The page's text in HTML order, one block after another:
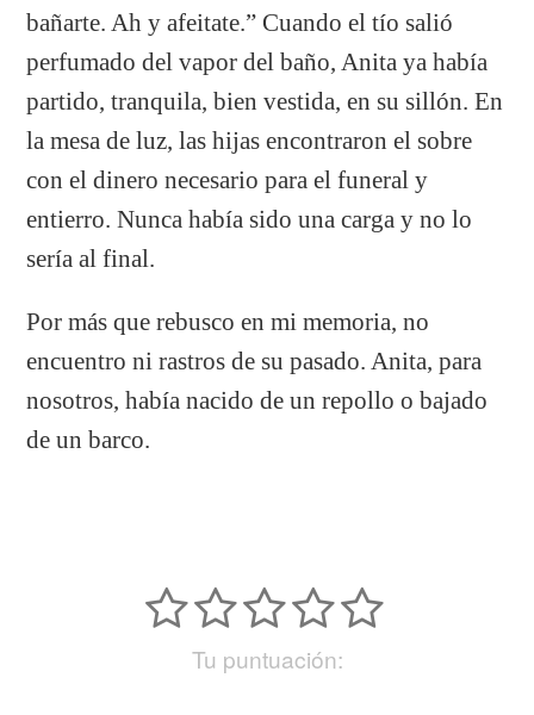
bañarte. Ah y afeitate.” Cuando el tío salió
perfumado del vapor del baño, Anita ya había
partido, tranquila, bien vestida, en su sillón. En
la mesa de luz, las hijas encontraron el sobre
con el dinero necesario para el funeral y
entierro. Nunca había sido una carga y no lo
sería al final.
Por más que rebusco en mi memoria, no
encuentro ni rastros de su pasado. Anita, para
nosotros, había nacido de un repollo o bajado
de un barco.
Tu puntuación: